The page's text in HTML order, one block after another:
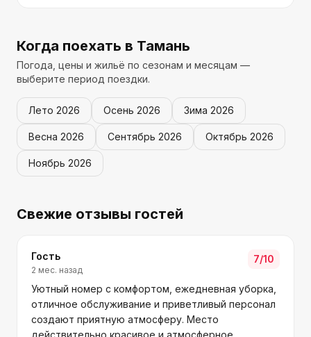
Когда поехать в Тамань
Погода, цены и жильё по сезонам и месяцам —
выберите период поездки.
Лето 2026 Осень 2026 Зима 2026
Весна 2026 Сентябрь 2026 Октябрь 2026
Ноябрь 2026
Свежие отзывы гостей
Гость
2 мес. назад
7/10
Уютный номер с комфортом, ежедневная уборка,
отличное обслуживание и приветливый персонал
создают приятную атмосферу. Место
действительно красивое и атмосферное.